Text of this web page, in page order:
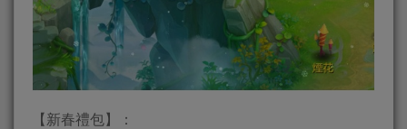
【新春禮包】：